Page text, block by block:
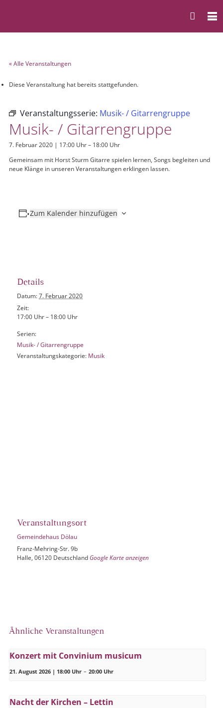
« Alle Veranstaltungen
Diese Veranstaltung hat bereits stattgefunden.
Veranstaltungsserie: Musik- / Gitarrengruppe
Musik- / Gitarrengruppe
7. Februar 2020 | 17:00 Uhr– 18:00 Uhr
Gemeinsam mit Horst Sturm Gitarre spielen lernen, Songs begleiten und
neue Klänge in unseren Veranstaltungen erklingen lassen.
Zum Kalender hinzufügen
Details
Datum: 7. Februar 2020
Zeit:
17:00 Uhr – 18:00 Uhr
Serien:
Musik- / Gitarrengruppe
Veranstaltungskategorie: Musik
Veranstaltungsort
Gemeindehaus Dölau
Franz-Mehring-Str. 9b
Halle, 06120 Deutschland Google Karte anzeigen
Ähnliche Veranstaltungen
Konzert mit Convinium musicum
21. August 2026 | 18:00 Uhr – 20:00 Uhr
Nacht der Kirchen – Lettin